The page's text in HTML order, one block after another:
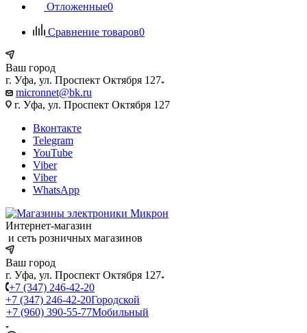
Отложенные0
Сравнение товаров0
Ваш город
г. Уфа, ул. Проспект Октября 127
micronnet@bk.ru
г. Уфа, ул. Проспект Октября 127
Вконтакте
Telegram
YouTube
Viber
Viber
WhatsApp
Интернет-магазин
и сеть розничных магазинов
Ваш город
г. Уфа, ул. Проспект Октября 127
+7 (347) 246-42-20
+7 (347) 246-42-20Городской
+7 (960) 390-55-77Мобильный